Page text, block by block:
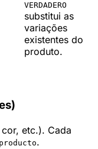
VERDADERO
substitui as
variações
existentes do
produto.
etc.). Cada
.